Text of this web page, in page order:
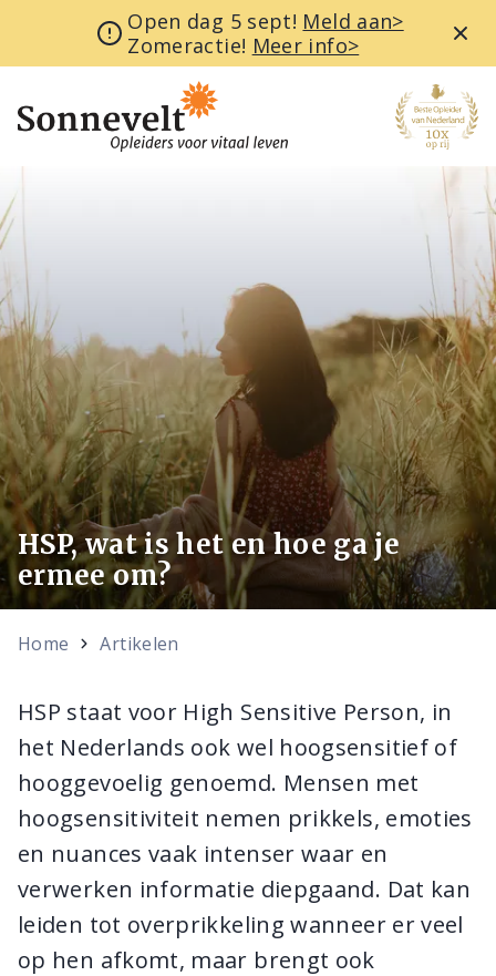
Open dag 5 sept! Meld aan>
Zomeractie! Meer info>
HSP, wat is het en hoe ga je
ermee om?
Home Artikelen
HSP staat voor High Sensitive Person, in
het Nederlands ook wel hoogsensitief of
hooggevoelig genoemd. Mensen met
hoogsensitiviteit nemen prikkels, emoties
en nuances vaak intenser waar en
verwerken informatie diepgaand. Dat kan
leiden tot overprikkeling wanneer er veel
op hen afkomt, maar brengt ook